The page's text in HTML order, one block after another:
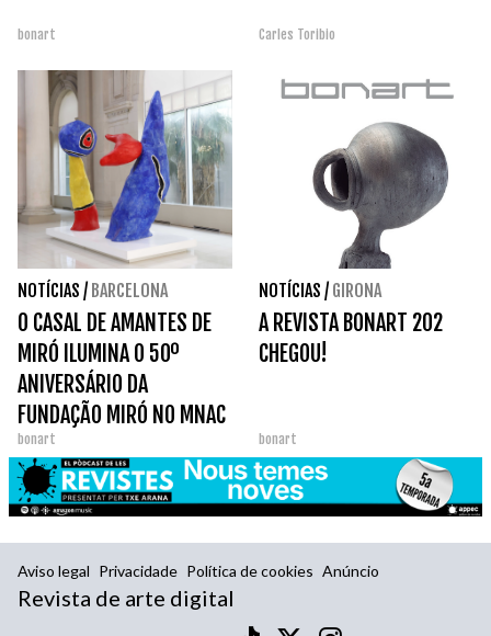
bonart Carles Toribio
NOTÍCIAS / BARCELONA
O CASAL DE AMANTES DE
MIRÓ ILUMINA O 50º
ANIVERSÁRIO DA
FUNDAÇÃO MIRÓ NO MNAC
bonart
NOTÍCIAS / GIRONA
A REVISTA BONART 202
CHEGOU!
bonart
Aviso legal Privacidade Política de cookies Anúncio
Revista de arte digital